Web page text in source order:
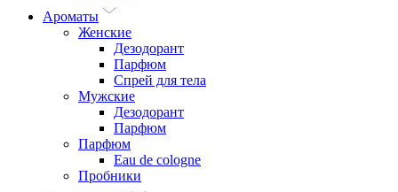
Ароматы
Женские
Дезодорант
Парфюм
Спрей для тела
Мужские
Дезодорант
Парфюм
Парфюм
Eau de cologne
Пробники